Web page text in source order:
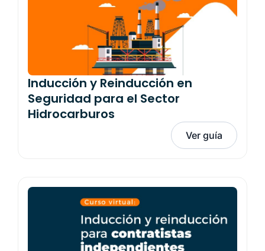
Inducción y Reinducción en
Seguridad para el Sector
Hidrocarburos
Ver guía